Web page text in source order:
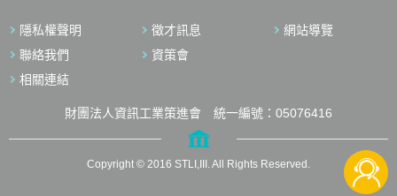
首先闡明，學生基於學習目的亦不得以合理使用為由複製整本著作，因此人
類學習並不得直接作為合理使用之抗辯。生成式AI之訓練能迅速分析並生成
完美之作品，此非如同人類經學習後會產出具個別人格特質之結果，故著作
權局不同意AI模型之訓練為與人類學習相同具有轉化性之論點[14]。 (2) 受
著作權保護作品之表達性 AI訓練所使用之受著作權保護作品若具較高創作或
接近著作權之保護核心。而AI模型訓練來源多元，因此判斷上仍須視個案模
護作品，於判斷其複製比例是否合理時，係判斷模型訓練所複製之部分對於
受著作權保護作品之數量及重要性使否合理[15]。作品使用之合理性，須考
量重要性以及數量，若模型僅使用小部分作品做訓練，但該部分為著作權作
隱私權聲明 徵才訊息
網站導覽
聯絡我們
資策會
相關連結
財團法人資訊工業策進會 統一編號：05076416
Copyright © 2016 STLI,III. All Rights Reserved.